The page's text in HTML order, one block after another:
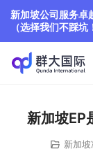
新加坡EP
新加
新加坡公司服务卓
（选择我们不踩坑